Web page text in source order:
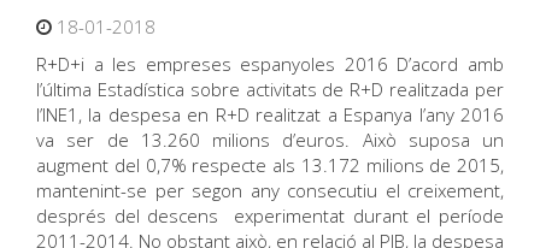
18-01-2018
R+D+i a les empreses espanyoles 2016 D’acord amb
l’última Estadística sobre activitats de R+D realitzada per
l’INE1, la despesa en R+D realitzat a Espanya l’any 2016
va ser de 13.260 milions d’euros. Això suposa un
augment del 0,7% respecte als 13.172 milions de 2015,
mantenint-se per segon any consecutiu el creixement,
després del descens experimentat durant el període
2011-2014. No obstant això, en relació al PIB, la despesa